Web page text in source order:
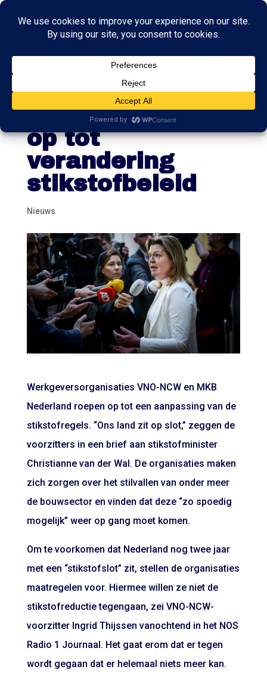
Werkgeversorga
nisaties roepen
op tot
verandering
stikstofbeleid
Nieuws
Werkgeversorganisaties VNO-NCW en MKB
Nederland roepen op tot een aanpassing van de
stikstofregels. “Ons land zit op slot,” zeggen de
voorzitters in een brief aan stikstofminister
Christianne van der Wal. De organisaties maken
zich zorgen over het stilvallen van onder meer
de bouwsector en vinden dat deze “zo spoedig
mogelijk” weer op gang moet komen.
Om te voorkomen dat Nederland nog twee jaar
met een “stikstofslot” zit, stellen de organisaties
maatregelen voor. Hiermee willen ze niet de
stikstofreductie tegengaan, zei VNO-NCW-
voorzitter Ingrid Thijssen vanochtend in het NOS
Radio 1 Journaal. Het gaat erom dat er tegen
wordt gegaan dat er helemaal niets meer kan.